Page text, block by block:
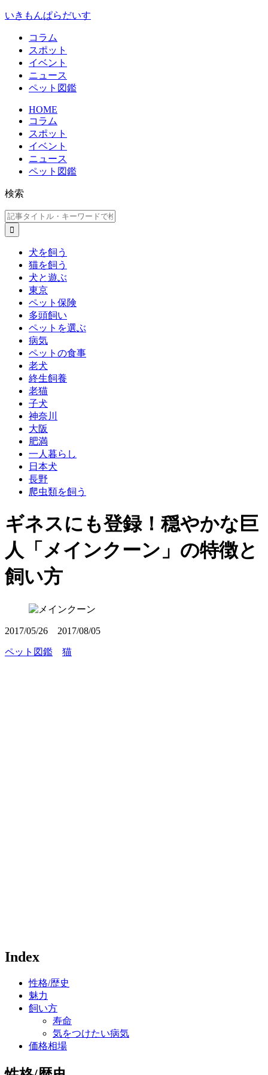
いきもんぱらだいす
コラム
スポット
イベント
ニュース
ペット図鑑
HOME
コラム
スポット
イベント
ニュース
ペット図鑑
検索
犬を飼う
猫を飼う
犬と遊ぶ
東京
ペット保険
多頭飼い
ペットを選ぶ
病気
ペットの食事
老犬
終生飼養
老猫
子犬
神奈川
大阪
肥満
一人暮らし
日本犬
長野
爬虫類を飼う
ギネスにも登録！穏やかな巨
人「メインクーン」の特徴と
飼い方
2017/05/26 2017/08/05
ペット図鑑 猫
Index
性格/歴史
魅力
飼い方
寿命
気をつけたい病気
価格相場